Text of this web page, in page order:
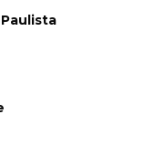
Paulista